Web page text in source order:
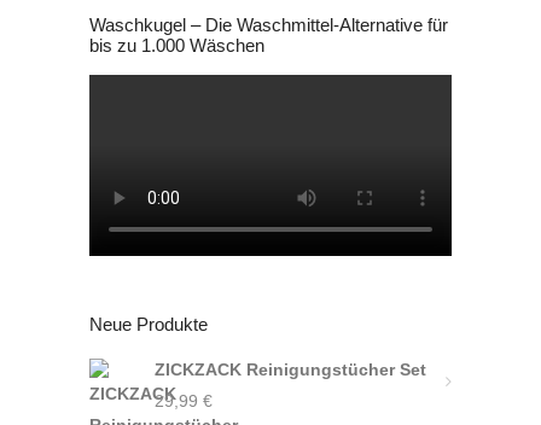
Waschkugel – Die Waschmittel-Alternative für
bis zu 1.000 Wäschen
Neue Produkte
ZICKZACK Reinigungstücher Set
29,99 €